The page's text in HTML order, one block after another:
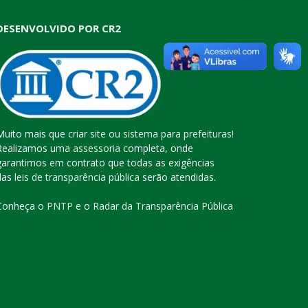
POR CR2
mais que criar site ou sistema para prefeituras!
uma assessoria completa, onde
em contrato que todas as exigências
leis de transparência pública serão atendidas.
o PNTP e o Radar da Transparência Pública